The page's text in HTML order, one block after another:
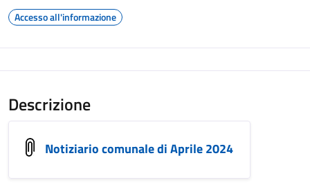
Accesso all'informazione
Descrizione
Notiziario comunale di Aprile 2024